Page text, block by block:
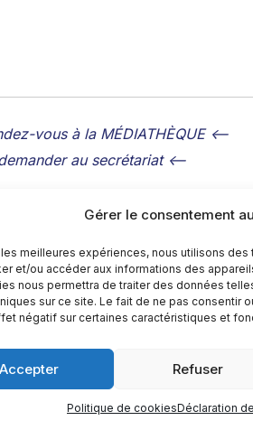
Gérer le consentement
meilleures expériences, nous utilisons
et/ou accéder aux informations des
nous permettra de traiter des données
sur ce site. Le fait de ne pas consentir
négatif sur certaines caractéristiques et
Accepter Refuser
Politique de cookiesDéclaration
vous à la MÉDIATHÈQUE <--
au secrétariat <--